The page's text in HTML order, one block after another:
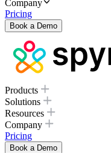
Company
Pricing
Book a Demo
Products
Solutions
Resources
Company
Pricing
Book a Demo